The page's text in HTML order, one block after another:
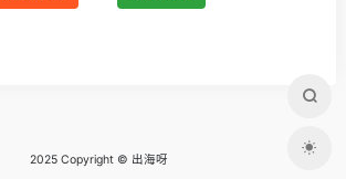
2025 Copyright © 出海呀